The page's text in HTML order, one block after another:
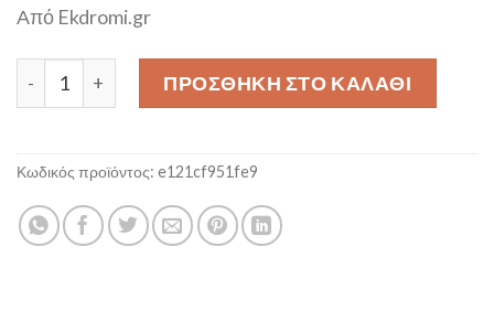
Από Ekdromi.gr
ΠΡΟΣΘΉΚΗ ΣΤΟ ΚΑΛΆΘΙ
Κωδικός προϊόντος: e121cf951fe9